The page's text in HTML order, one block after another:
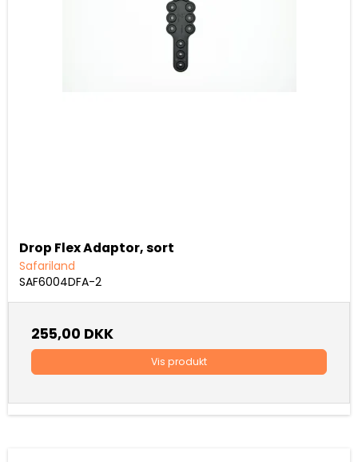
Drop Flex Adaptor, sort
Safariland
SAF6004DFA-2
255,00 DKK
Vis produkt